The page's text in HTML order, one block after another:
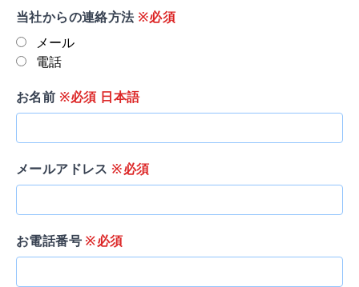
当社からの連絡方法※必須
メール
電話
お名前 ※必須 日本語
メールアドレス ※必須
お電話番号 ※必須